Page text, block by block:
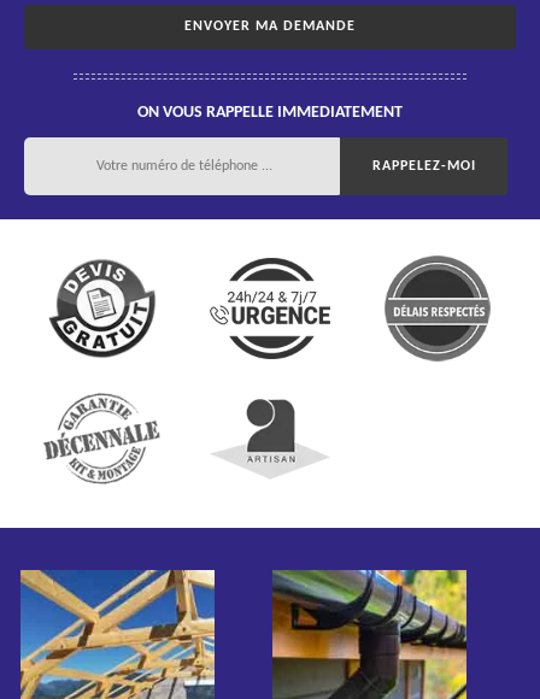
ON VOUS RAPPELLE IMMEDIATEMENT